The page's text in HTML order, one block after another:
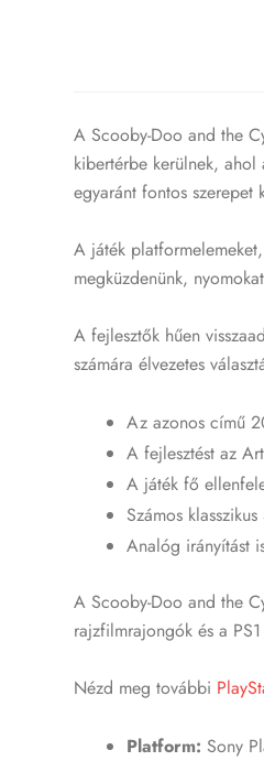
A Scooby-Doo and the
kibertérbe kerülnek,
egyaránt fontos szerepet
A játék
megküzdenünk,
A fejlesztők hűen
számára élvezetes
Az azonos című
A fejlesztést az
A játék fő
Számos
Analóg irányítást
A Scooby-Doo and the
rajzfilmrajongók és a
Nézd meg további
Platform: Sony